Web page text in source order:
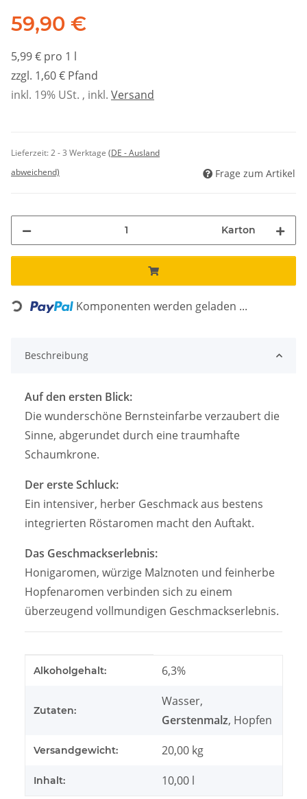
59,90 €
5,99 € pro 1 l
zzgl. 1,60 € Pfand
inkl. 19% USt. , inkl. Versand
Lieferzeit:2 - 3 Werktage (DE - Ausland
abweichend)
Frage zum Artikel
Karton
Loading... Komponenten werden geladen ...
Beschreibung
Auf den ersten Blick:
Die wunderschöne Bernsteinfarbe verzaubert die
Sinne, abgerundet durch eine traumhafte
Schaumkrone.
Der erste Schluck:
Ein intensiver, herber Geschmack aus bestens
integrierten Röstaromen macht den Auftakt.
Das Geschmackserlebnis:
Honigaromen, würzige Malznoten und feinherbe
Hopfenaromen verbinden sich zu einem
überzeugend vollmundigen Geschmackserlebnis.
Produkteigenschaft
Wert
Alkoholgehalt: 6,3%
Zutaten:
Wasser,
Gerstenmalz, Hopfen
Versandgewicht: 20,00 kg
Inhalt: 10,00 l